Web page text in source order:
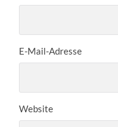
E-Mail-Adresse
Website